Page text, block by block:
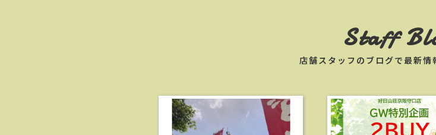
Staff
店舗スタッフのブログで最新情